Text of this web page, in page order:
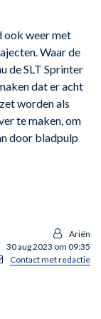
ook weer met
Waar de
de SLT Sprinter
dat er acht
worden als
te maken, om
door bladpulp
Ariën
30 aug 2023 om 09:35
Contact met redactie